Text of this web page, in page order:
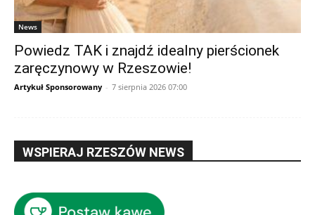
News
Powiedz TAK i znajdź idealny pierścionek
zaręczynowy w Rzeszowie!
Artykuł Sponsorowany - 7 sierpnia 2026 07:00
WSPIERAJ RZESZÓW NEWS